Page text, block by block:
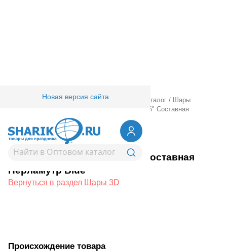
Новая версия сайта
Товары для праздника/ Оптовый каталог /
Шары
К 3D ЗВЕЗДА 26" Составная
1209-0526К 3D ЗВЕЗДА 26" Составная
Перламутр Blue
Вернуться в раздел Шары 3D
Происхождение товара